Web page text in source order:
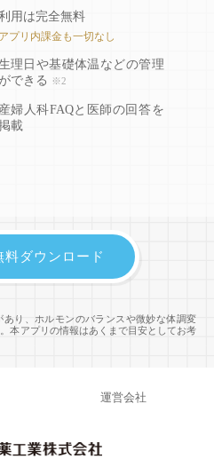
用は完全無料
アプリ内課金も一切なし
理日や基礎体温などの管理
ができる
※2
産婦人科FAQと医師の回答を
載
り、ホルモンのバランスや微妙な体調変
本アプリの情報はあくまで目安としてお考
料ダウンロード
運営会社